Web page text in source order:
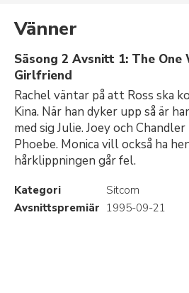
Vänner
Säsong 2 Avsnitt 1: The One
Girlfriend
Rachel väntar på att Ross ska
Kina. När han dyker upp så är
med sig Julie. Joey och
Phoebe. Monica vill också ha
hårklippningen går fel.
Kategori
Sitcom
Avsnittspremiär 1995-09-21